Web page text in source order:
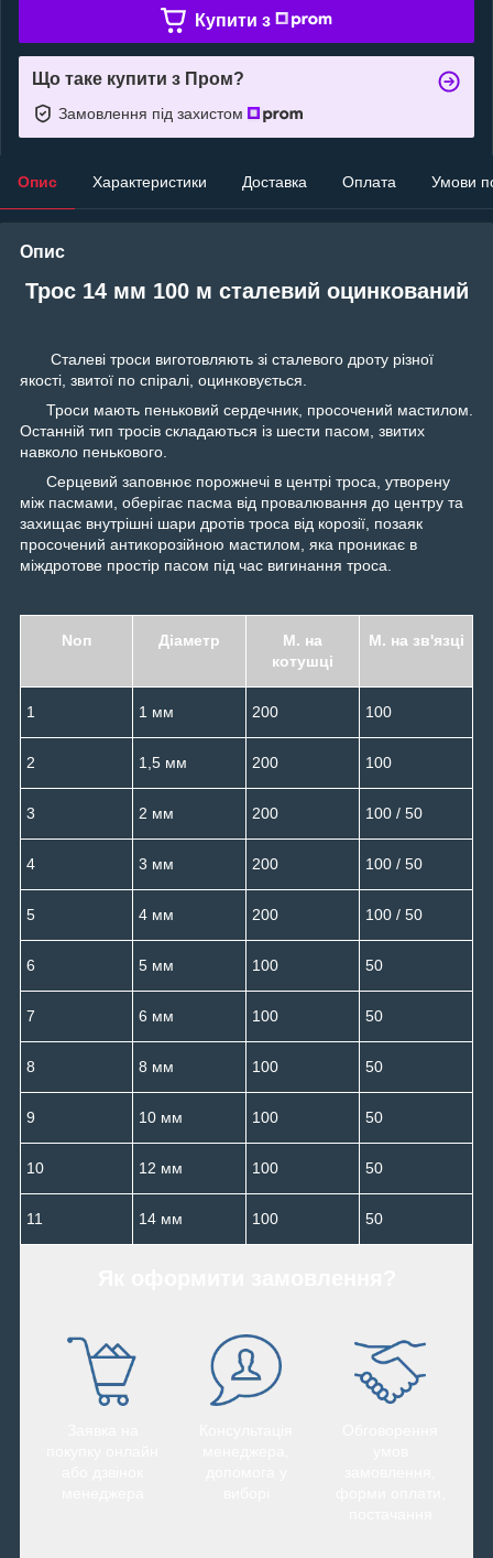
Купити з
Що таке купити з Пром?
Замовлення під захистом
Опис Характеристики Доставка Оплата Умови
Опис
Трос 14 мм 100 м сталевий оцинкований
Сталеві троси виготовляють зі сталевого дроту різної
якості, звитої по спіралі, оцинковується.
Троси мають пеньковий сердечник, просочений мастилом.
Останній тип тросів складаються із шести пасом, звитих
навколо пенькового.
Серцевий заповнює порожнечі в центрі троса, утворену
між пасмами, оберігає пасма від провалювання до центру та
захищає внутрішні шари дротів троса від корозії, позаяк
просочений антикорозійною мастилом, яка проникає в
міждротове простір пасом під час вигинання троса.
Noп Діаметр
М. на
котушці
М. на зв'язці
1 1 мм 200 100
2 1,5 мм 200 100
3 2 мм 200 100 / 50
4 3 мм 200 100 / 50
5 4 мм 200 100 / 50
6 5 мм 100 50
7 6 мм 100 50
8 8 мм 100 50
9 10 мм 100 50
10 12 мм 100 50
11 14 мм 100 50